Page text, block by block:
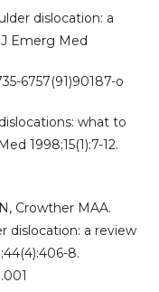
dislocation: a
Emerg Med
6757(91)90187-o
what to
1998;15(1):7-12.
Crowther MAA.
dislocation: a review
8.